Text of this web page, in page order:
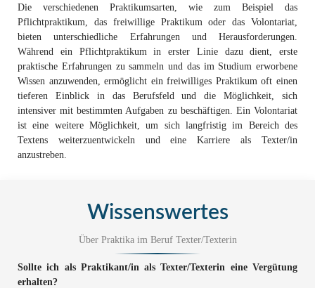
Die verschiedenen Praktikumsarten, wie zum Beispiel das
Pflichtpraktikum, das freiwillige Praktikum oder das Volontariat,
bieten unterschiedliche Erfahrungen und Herausforderungen.
Während ein Pflichtpraktikum in erster Linie dazu dient, erste
praktische Erfahrungen zu sammeln und das im Studium erworbene
Wissen anzuwenden, ermöglicht ein freiwilliges Praktikum oft einen
tieferen Einblick in das Berufsfeld und die Möglichkeit, sich
intensiver mit bestimmten Aufgaben zu beschäftigen. Ein Volontariat
ist eine weitere Möglichkeit, um sich langfristig im Bereich des
Textens weiterzuentwickeln und eine Karriere als Texter/in
anzustreben.
Wissenswertes
Über Praktika im Beruf Texter/Texterin
Sollte ich als Praktikant/in als Texter/Texterin eine Vergütung
erhalten?